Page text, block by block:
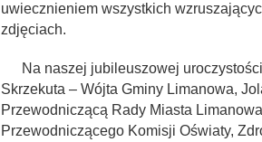
uwiecznieniem wszystkich
zdjęciach.
Na naszej jubileuszowej
Skrzekuta – Wójta Gminy Limanowa,
Przewodniczącą Rady Miasta
Przewodniczącego Komisji Oświaty,